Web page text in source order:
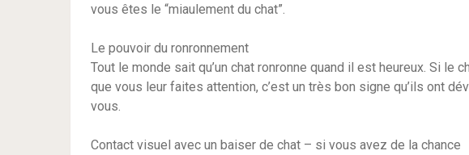
vous êtes le “miaulement du chat”.
Le pouvoir du ronronnement
Tout le monde sait qu’un chat ronronne quand il est heureux. Si le
que vous leur faites attention, c’est un très bon signe qu’ils ont
vous.
Contact visuel avec un baiser de chat – si vous avez de la chance